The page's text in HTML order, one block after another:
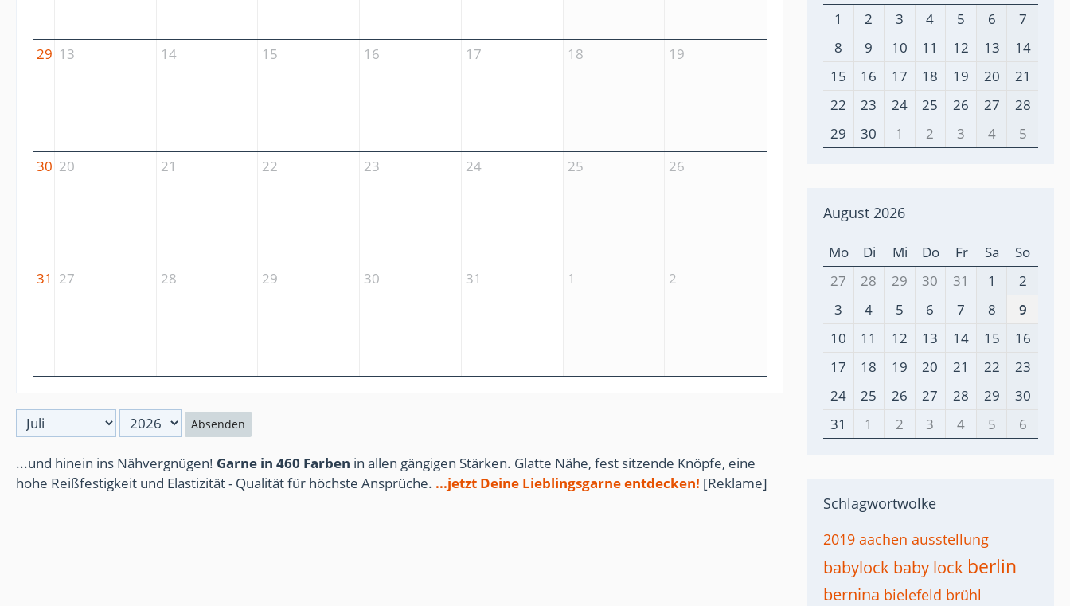
29 13 14 15 16 17 18 19
30 20 21 22 23 24 25 26
31 27 28 29 30 31 1 2
Absenden
...und hinein ins Nähvergnügen! Garne in 460 Farben in allen gängigen Stärken. Glatte Nähe, fest sitzende Knöpfe, eine
hohe Reißfestigkeit und Elastizität - Qualität für höchste Ansprüche. ...jetzt Deine Lieblingsgarne entdecken! [Reklame]
1
2 3 4 5 6
7
8
9 10 11 12 13
14
15
16 17 18 19 20
21
22
23 24 25 26 27
28
29
30 1 2 3 4 5
August 2026
Mo Di Mi Do Fr Sa
So
27
28 29 30 31 1
2
3
4 5 6 7 8
9
10
11 12 13 14 15
16
17
18 19 20 21 22
23
24
25 26 27 28 29
30
31
1 2 3 4 5 6
Schlagwortwolke
2019 aachen ausstellung
babylock baby lock berlin
bernina bielefeld brühl